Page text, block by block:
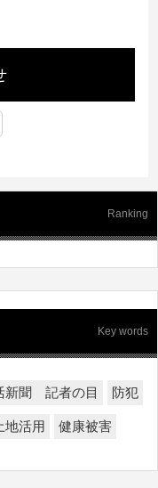
Ranking
Key words
新聞 記者の目 防犯
地活用 健康被害